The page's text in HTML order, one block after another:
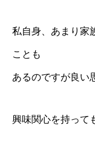
私自身、あまり家
ことも
あるのですが良い
興味関心を持って